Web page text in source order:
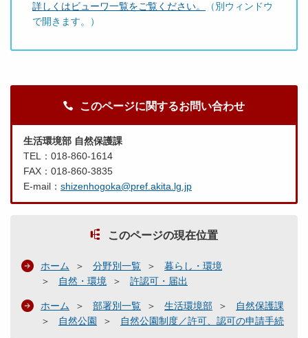
詳しくはビューワ一覧をご覧ください。
（別ウィンドウ
で開きます。）
このページに関するお問い合わせ
生活環境部 自然保護課
TEL：018-860-1614
FAX：018-860-3835
E-mail： shizenhogoka@pref.akita.lg.jp
このページの現在位置
ホーム 分野別一覧
暮らし・環境
自然・環境
許認可・届出
ホーム 部署別一覧 生活環境部
自然保護課
自然公園
自然公園制度／許可、認可の申請手続